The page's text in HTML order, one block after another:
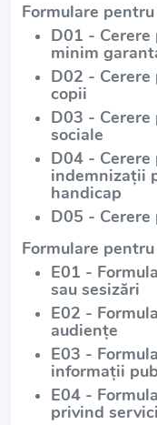
Formulare
D01 -
minim
D02 -
copii
D03 -
sociale
D04 -
indemnizații
handicap
D05 -
Formulare
E01 -
sau sesizări
E02 -
audiențe
E03 -
informații
E04 -
privind